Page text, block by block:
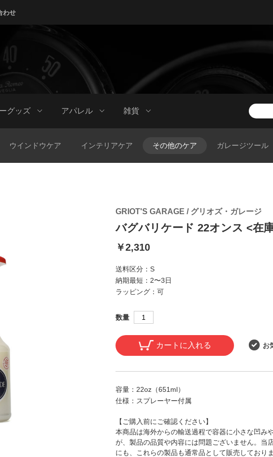
わせ
ウインドウケア インテリアケア その他のケア ガレージツール
グッズ アパレル 雑貨
GRIOT'S GARAGE / グリオズ・ガレージ
バグバリケード 22オンス <在
￥2,310
送料区分： S
納期最短： 2〜3日
ラッピング： 可
数量
カートに入れる お
容量： 22oz（651ml）
仕様： スプレーヤー付属
【ご購入前にご確認ください】
本商品は海外からの輸送過程で容器に小さな凹み
が、製品の品質や内容には問題ございません。当
にも、これらの製品も通常品として販売しておりま